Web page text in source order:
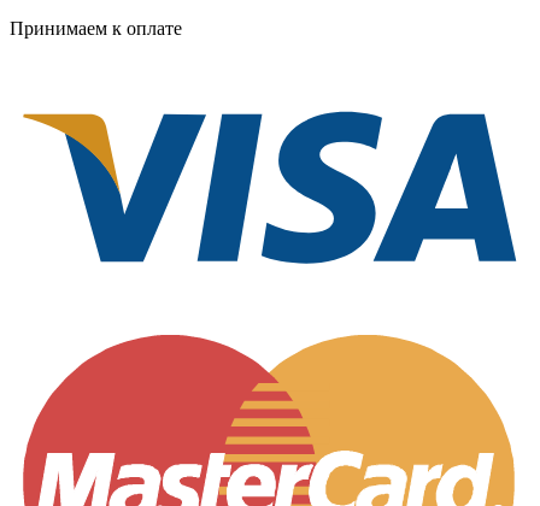
Принимаем к оплате